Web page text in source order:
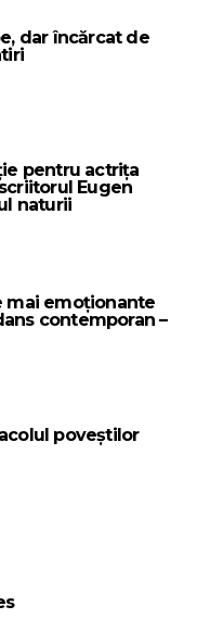
dar încărcat de
pentru actrița
Eugen
naturii
mai emoționante
contemporan –
poveștilor